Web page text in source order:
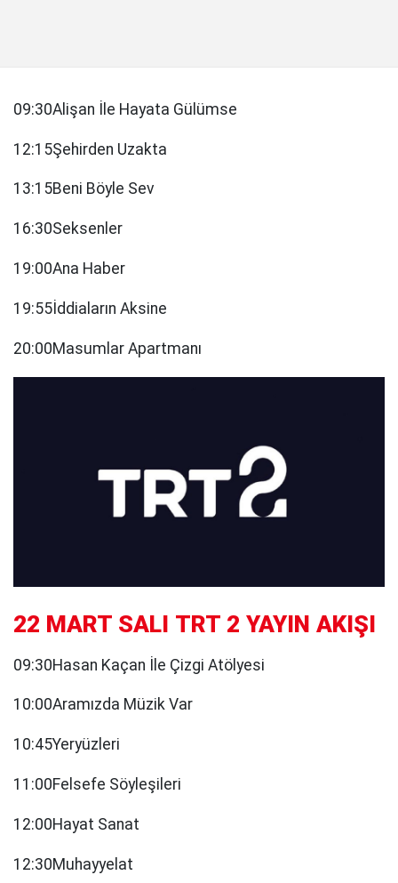
09:30Alişan İle Hayata Gülümse
12:15Şehirden Uzakta
13:15Beni Böyle Sev
16:30Seksenler
19:00Ana Haber
19:55İddiaların Aksine
20:00Masumlar Apartmanı
22 MART SALI TRT 2 YAYIN AKIŞI
09:30Hasan Kaçan İle Çizgi Atölyesi
10:00Aramızda Müzik Var
10:45Yeryüzleri
11:00Felsefe Söyleşileri
12:00Hayat Sanat
12:30Muhayyelat